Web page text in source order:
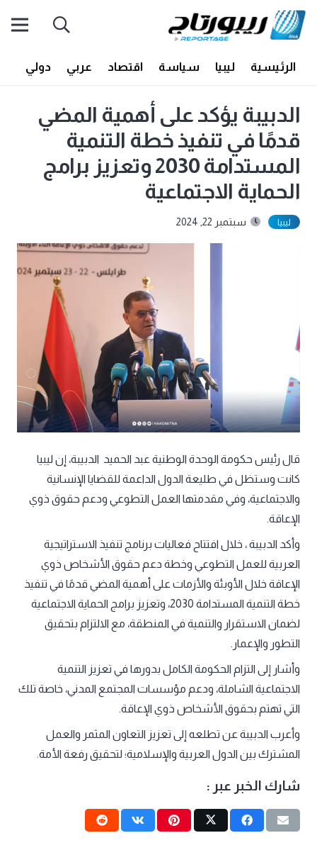
الرئيسية ليبيا سياسة اقتصاد عربي دولي
الدبيبة يؤكد على أهمية المضي
قدمًا في تنفيذ خطة التنمية
المستدامة 2030 وتعزيز برامج
الحماية الاجتماعية
ليبيا سبتمبر 22, 2024
قال رئيس حكومة الوحدة الوطنية عبد الحميد الدبيبة، إن ليبيا
كانت وستظل في طليعة الدول الداعمة للقضايا الإنسانية
والاجتماعية، وفي مقدمتها العمل التطوعي ودعم حقوق ذوي
الإعاقة.
وأكد الدبيبة ، خلال افتتاح فعاليات برنامج تنفيذ الاستراتيجية
العربية للعمل التطوعي وخطة دعم حقوق الأشخاص ذوي
الإعاقة خلال الأوبئة والأزمات على أهمية المضي قدمًا في تنفيذ
خطة التنمية المستدامة 2030، وتعزيز برامج الحماية الاجتماعية
لضمان الاستقرار والتنمية في المنطقة، مع الالتزام بتحقيق
التطور والإعمار.
وأشار إلى التزام الحكومة الكامل بدورها في تعزيز التنمية
الاجتماعية الشاملة، ودعم مؤسسات المجتمع المدني، خاصة تلك
التي تهتم بحقوق الأشخاص ذوي الإعاقة.
وأعرب الدبيبة عن تطلعه إلى تعزيز التعاون المثمر والعمل
المشترك بين الدول العربية والإسلامية؛ لتحقيق رفعة الأمة.
شارك الخبر عبر :